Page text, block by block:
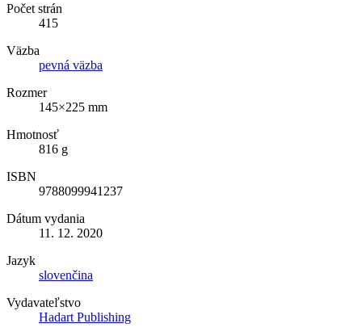
Počet strán
415
Väzba
pevná väzba
Rozmer
145×225 mm
Hmotnosť
816 g
ISBN
9788099941237
Dátum vydania
11. 12. 2020
Jazyk
slovenčina
Vydavateľstvo
Hadart Publishing